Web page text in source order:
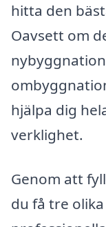
hitta den
Oavsett om
hjälpa dig
verklighet.
Genom att
du få tre